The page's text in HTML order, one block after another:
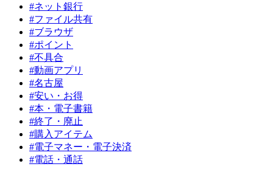
#ネット銀行
#ファイル共有
#ブラウザ
#ポイント
#不具合
#動画アプリ
#名古屋
#安い・お得
#本・電子書籍
#終了・廃止
#購入アイテム
#電子マネー・電子決済
#電話・通話